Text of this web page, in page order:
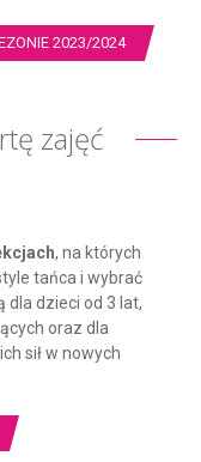
2023/2024
zajęć
, na których
tańca i wybrać
dla dzieci od 3 lat,
oraz dla
sił w nowych